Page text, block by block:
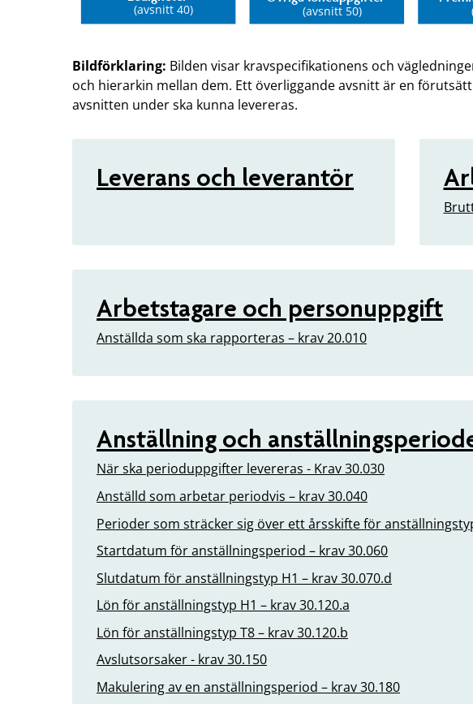
Bildförklaring: Bilden visar kravspecifikationens och
och hierarkin mellan dem. Ett överliggande avsnitt är en
avsnitten under ska kunna levereras.
Leverans och leverantör
Arbetstagare och personuppgift
Anställda som ska rapporteras – krav 20.010
Anställning och
När ska perioduppgifter levereras - Krav 30.030
Anställd som arbetar periodvis – krav 30.040
Perioder som sträcker sig över ett årsskifte för
Startdatum för anställningsperiod – krav 30.060
Slutdatum för anställningstyp H1 – krav 30.070.d
Lön för anställningstyp H1 – krav 30.120.a
Lön för anställningstyp T8 – krav 30.120.b
Avslutsorsaker - krav 30.150
Makulering av en anställningsperiod – krav 30.180